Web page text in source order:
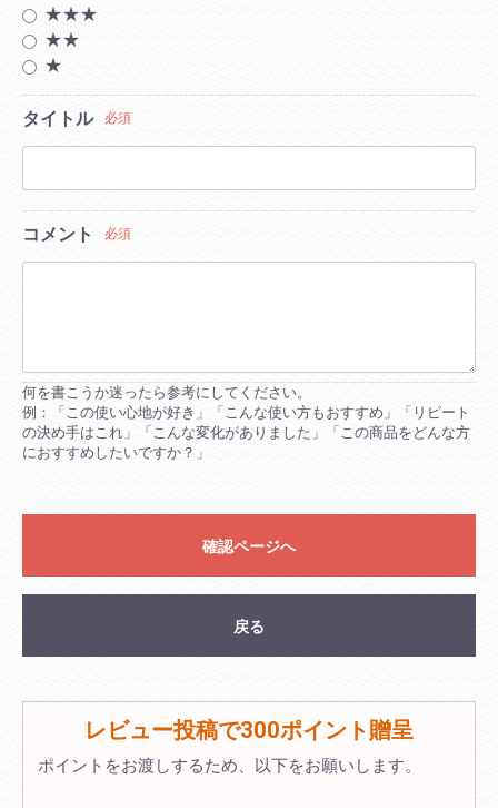
★★★
★★
★
タイトル 必須
コメント 必須
何を書こうか迷ったら参考にしてください。
例：「この使い心地が好き」「こんな使い方もおすすめ」「リピート
の決め手はこれ」「こんな変化がありました」「この商品をどんな方
におすすめしたいですか？」
確認ページへ
戻る
レビュー投稿で300ポイント贈呈
ポイントをお渡しするため、以下をお願いします。